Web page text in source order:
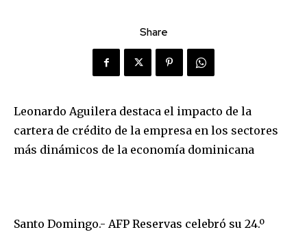
Share
Leonardo Aguilera destaca el impacto de la
cartera de crédito de la empresa en los sectores
más dinámicos de la economía dominicana
Santo Domingo.- AFP Reservas celebró su 24.º